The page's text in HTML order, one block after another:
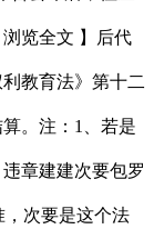
览全文 】后代
教育法》第十二
。注：1、若是
章建建次要包罗
，次要是这个法